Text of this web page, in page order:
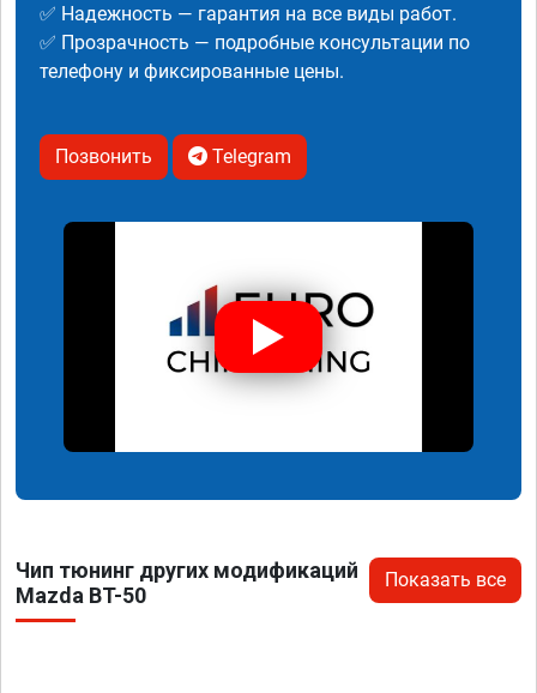
✅ Надежность — гарантия на все виды работ.
✅ Прозрачность — подробные консультации по
телефону и фиксированные цены.
Позвонить Telegram
Чип тюнинг других модификаций
Mazda BT-50
Показать все